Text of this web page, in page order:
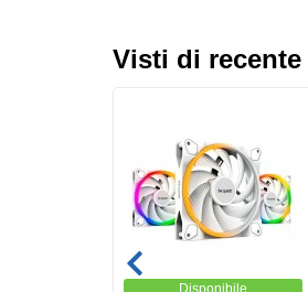
Visti di recente
Disponibile